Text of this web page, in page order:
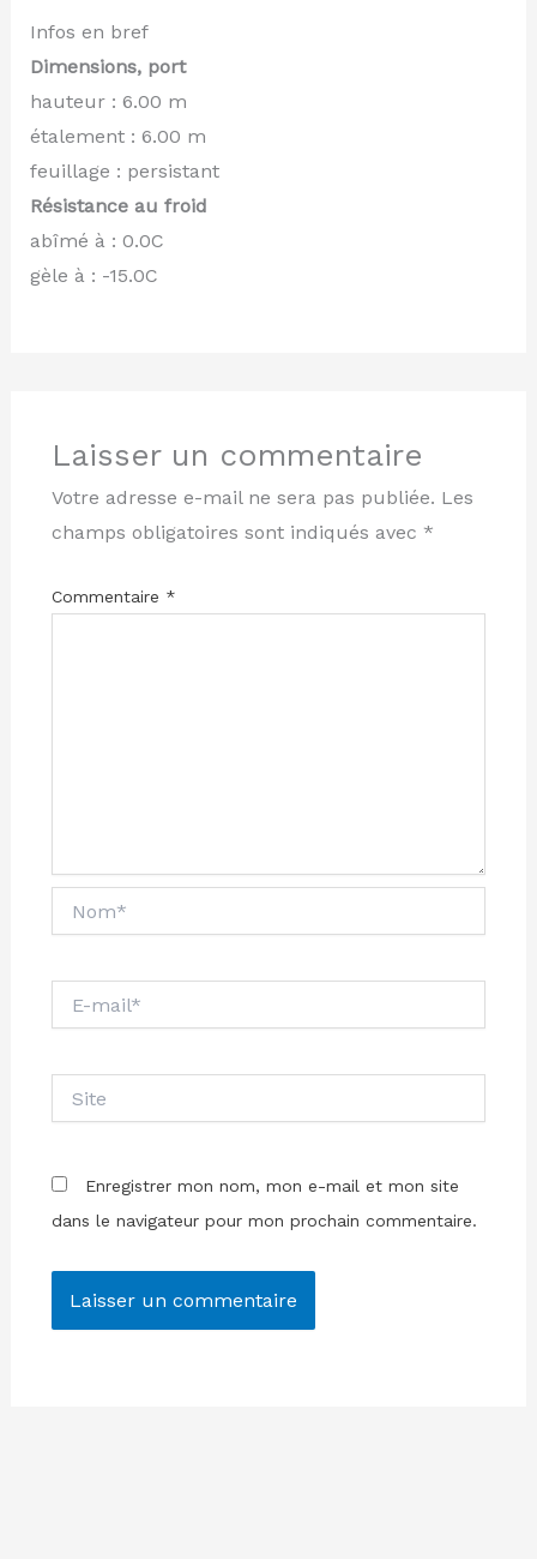
Infos en bref
Dimensions, port
hauteur : 6.00 m
étalement : 6.00 m
feuillage : persistant
Résistance au froid
abîmé à : 0.0C
gèle à : -15.0C
Laisser un commentaire
Votre adresse e-mail ne sera pas publiée. Les
champs obligatoires sont indiqués avec *
Commentaire *
mail*
Enregistrer mon nom, mon e-mail et mon site
dans le navigateur pour mon prochain commentaire.